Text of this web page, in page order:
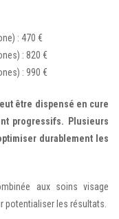
: 470 €
: 820 €
: 990 €
être dispensé en cure
progressifs. Plusieurs
durablement les
aux soins visage
les résultats.